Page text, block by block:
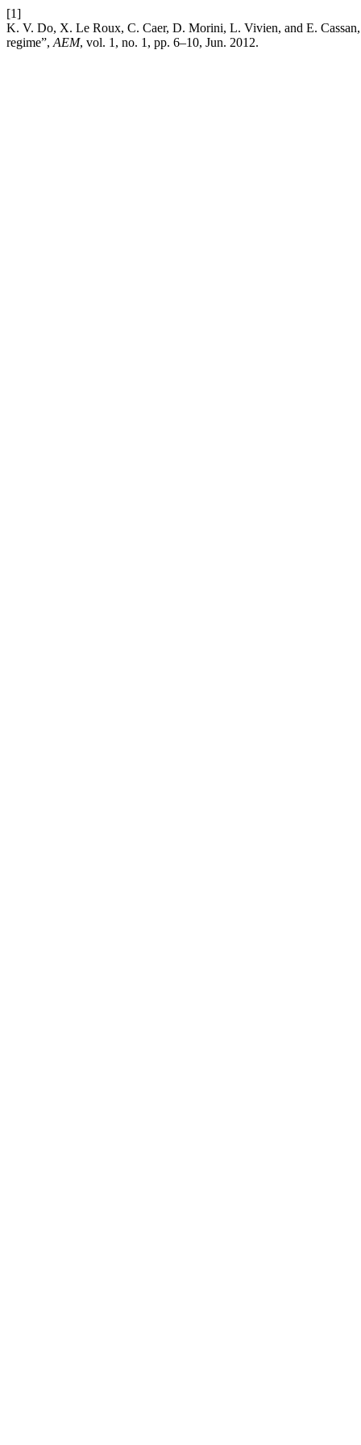
[1]
K. V. Do, X. Le Roux, C. Caer, D. Morini, L. Vivien, and E.
regime”, AEM, vol. 1, no. 1, pp. 6–10, Jun. 2012.